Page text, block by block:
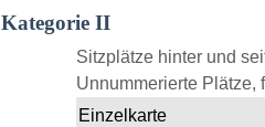
Kategorie II
Sitzplätze hinter und
Unnummerierte Plätze,
Einzelkarte